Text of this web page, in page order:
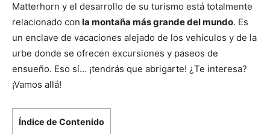
Matterhorn y el desarrollo de su turismo está totalmente
relacionado con la montaña más grande del mundo. Es
un enclave de vacaciones alejado de los vehículos y de la
urbe donde se ofrecen excursiones y paseos de
ensueño. Eso sí… ¡tendrás que abrigarte! ¿Te interesa?
¡Vamos allá!
Índice de Contenido